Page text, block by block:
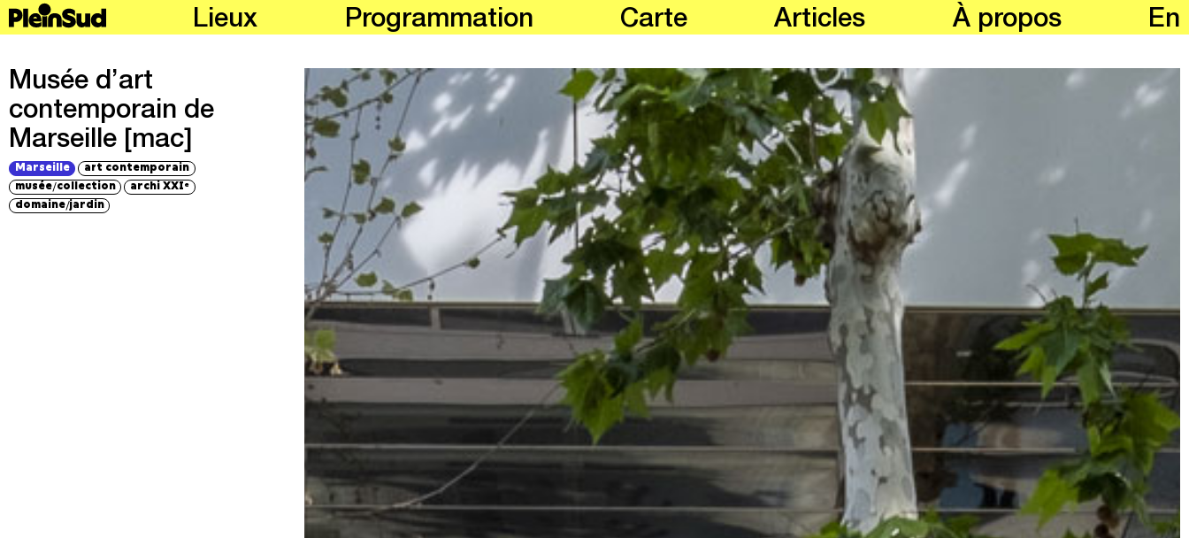
Lieux Programmation Carte Articles À propos En
Musée d’art
contemporain de
Marseille [mac]
Marseille
art contemporain
musée/collection archi XXI e
domaine/jardin